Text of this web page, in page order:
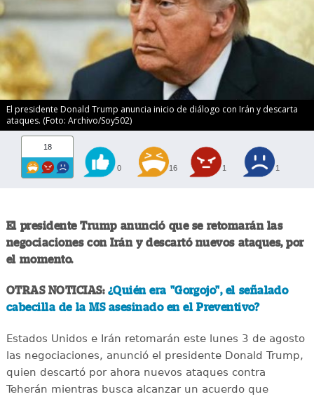
El presidente Donald Trump anuncia inicio de diálogo con Irán y descarta
ataques. (Foto: Archivo/Soy502)
18
0 16 1 1
El presidente Trump anunció que se retomarán las
negociaciones con Irán y descartó nuevos ataques, por
el momento.
OTRAS NOTICIAS: ¿Quién era "Gorgojo", el señalado
cabecilla de la MS asesinado en el Preventivo?
Estados Unidos e Irán retomarán este lunes 3 de agosto
las negociaciones, anunció el presidente Donald Trump,
quien descartó por ahora nuevos ataques contra
Teherán mientras busca alcanzar un acuerdo que